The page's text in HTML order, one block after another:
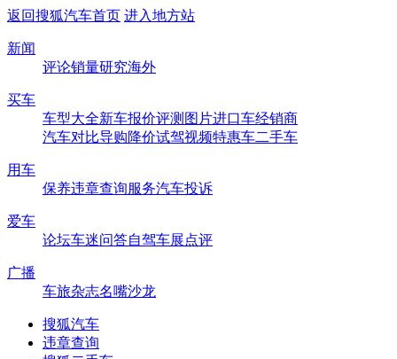
返回搜狐汽车首页 进入地方站
新闻
评论销量研究海外
买车
车型大全新车报价评测 图片进口车经销商
汽车对比导购降价试驾视频特惠车二手车
用车
保养违章查询服务汽车投诉
爱车
论坛车迷问答自驾车展点评
广播
车旅杂志名嘴沙龙
搜狐汽车
违章查询